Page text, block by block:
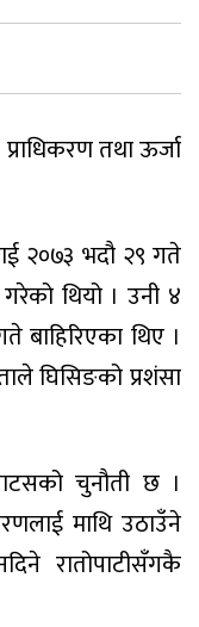
तथा ऊर्जा
२०७३ भदौ २९ गते
गरेको थियो । उनी ४
बाहिरिएका थिए ।
घिसिङको प्रशंसा
चुनौती छ ।
माथि उठाउँने
रातोपाटीसँगकै